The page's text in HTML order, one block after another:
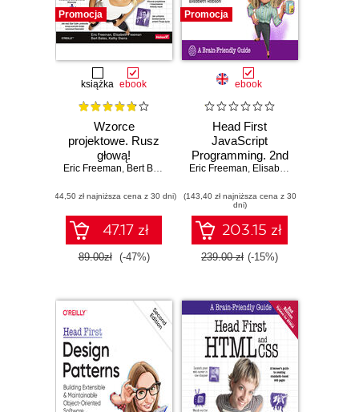
Promocja
książka ebook
Wzorce
projektowe. Rusz
głową!
Eric Freeman, Bert Bates Kathy Sierra,Elisabeth Robson
(44,50 zł najniższa cena z 30 dni)
47.17 zł
89.00zł (-47%)
Promocja
ebook
Head First
JavaScript
Programming. 2nd
Edition
Eric Freeman, Elisabeth Robson
(143,40 zł najniższa cena z 30
dni)
203.15 zł
239.00 zł (-15%)